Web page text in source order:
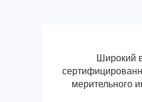
Широкий
мерительного